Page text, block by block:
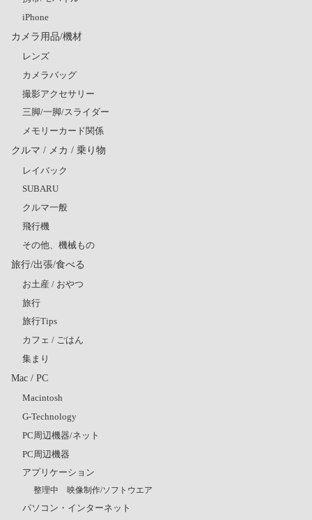
iPhone
カメラ用品/機材
レンズ
カメラバッグ
撮影アクセサリー
三脚/一脚/スライダー
メモリーカード関係
クルマ / メカ / 乗り物
レイバック
SUBARU
クルマ一般
飛行機
その他、機械もの
旅行/出張/食べる
お土産 / おやつ
旅行
旅行Tips
カフェ / ごはん
集まり
Mac / PC
Macintosh
G-Technology
PC周辺機器/ネット
PC周辺機器
アプリケーション
整理中 映像制作/ソフトウエア
パソコン・インターネット